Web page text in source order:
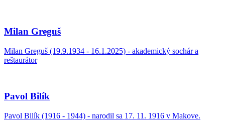
Milan Greguš
Milan Greguš (19.9.1934 - 16.1.2025) - akademický sochár a
reštaurátor
Pavol Bilík
Pavol Bilík (1916 - 1944) - narodil sa 17. 11. 1916 v Makove.